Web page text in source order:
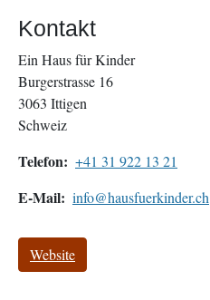
Kontakt
Ein Haus für Kinder
Burgerstrasse 16
3063 Ittigen
Schweiz
Telefon +41 31 922 13 21
E-Mail info@hausfuerkinder.ch
Website